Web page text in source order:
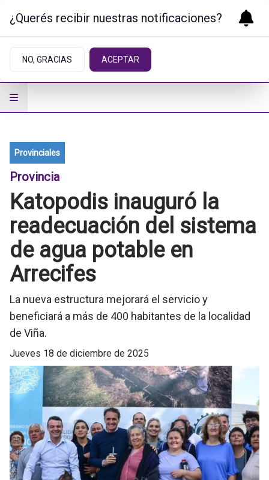
Provinciales
Provincia
Katopodis inauguró la
readecuación del sistema
de agua potable en
Arrecifes
La nueva estructura mejorará el servicio y
beneficiará a más de 400 habitantes de la localidad
de Viña.
jueves 18 de diciembre de 2025
¿Querés recibir nuestras notificaciones?
NO, GRACIAS ACEPTAR